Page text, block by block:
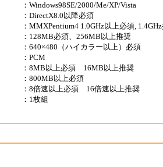
：Windows98SE/2000/Me/XP/Vista
：DirectX8.0以降必須
：MMXPentium4 1.0GHz以上必須,
：128MB必須、256MB以上推奨
：640×480（ハイカラー以上）必須
：PCM
：8MB以上必須 16MB以上推奨
：800MB以上必須
：8倍速以上必須 16倍速以上推奨
：1枚組